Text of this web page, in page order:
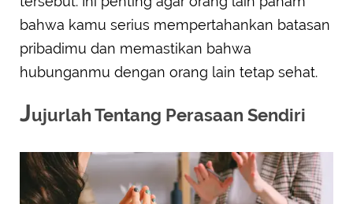
bahwa kamu serius mempertahankan batasan
pribadimu dan memastikan bahwa
hubunganmu dengan orang lain tetap sehat.
Jujurlah Tentang Perasaan Sendiri